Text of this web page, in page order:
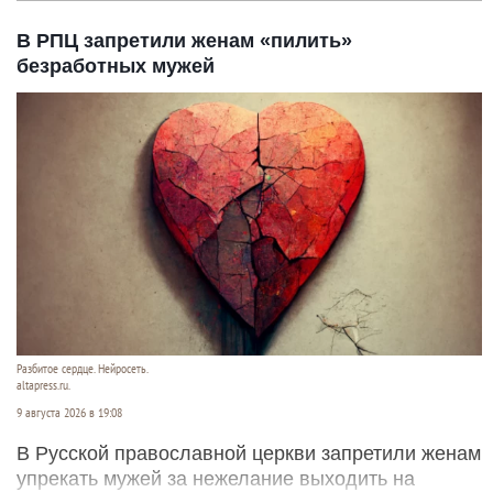
В РПЦ запретили женам «пилить»
безработных мужей
Разбитое сердце. Нейросеть.
altapress.ru.
9 августа 2026 в 19:08
В Русской православной церкви запретили женам
упрекать мужей за нежелание выходить на